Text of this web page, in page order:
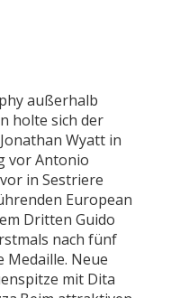
außerhalb
holte sich der
Wyatt in
vor Antonio
in Sestriere
European
Dritten Guido
nach fünf
Medaille. Neue
mit Dita